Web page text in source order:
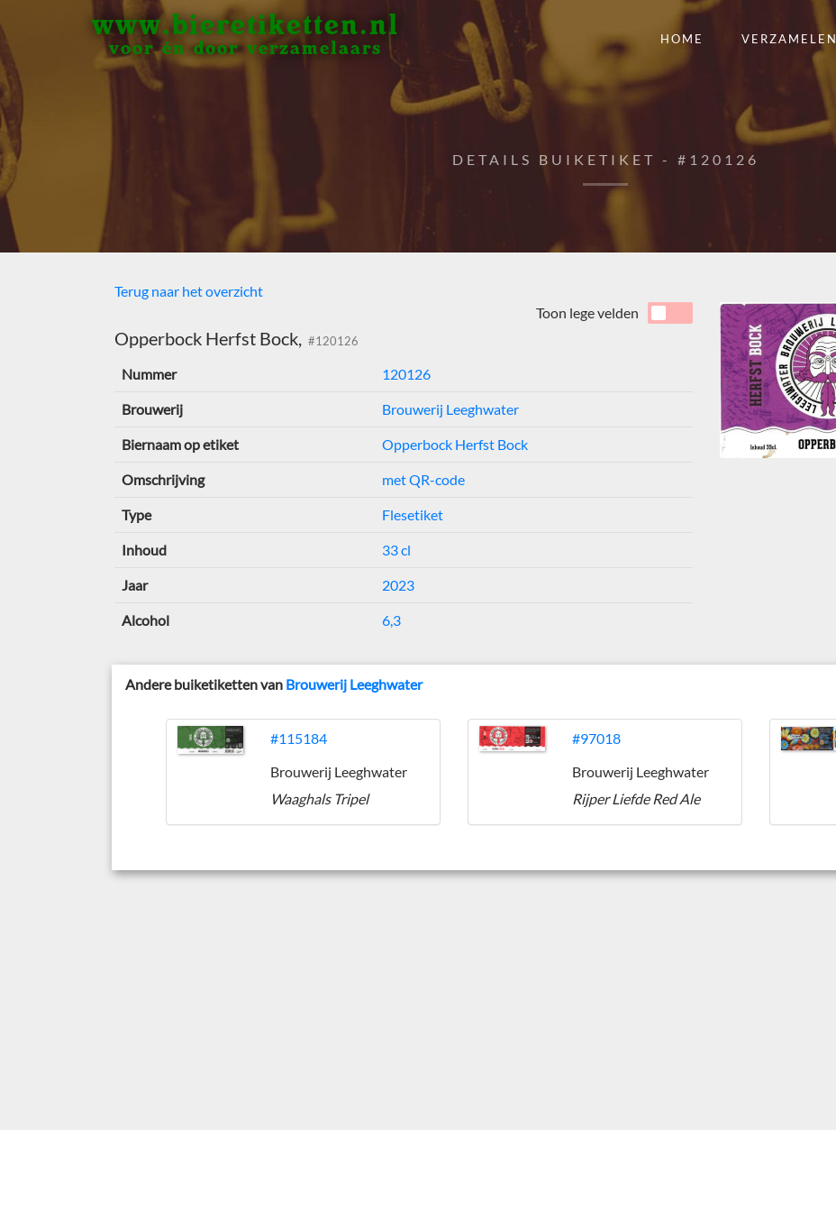
www.bieretiketten.nl
voor én door verzamelaars
HOME VERZAMELEN
DETAILS BUIKETIKET - #120126
Terug naar het overzicht
Opperbock Herfst Bock, #120126
Toon lege velden
Nummer 120126
Brouwerij Brouwerij Leeghwater
Biernaam op etiket Opperbock Herfst Bock
Omschrijving met QR-code
Type Flesetiket
Inhoud 33 cl
Jaar 2023
Alcohol 6,3
Andere buiketiketten van Brouwerij Leeghwater
#115184
Brouwerij Leeghwater
Waaghals Tripel
#97018
Brouwerij Leeghwater
Rijper Liefde Red Ale